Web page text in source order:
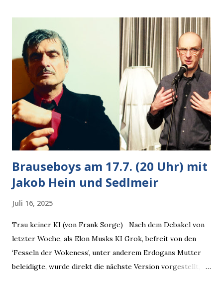
Krähe und ihn an, er die Krähe und mich, wir lächelten
gleichzeitig amüsiert. “Vorsicht!”, sagte ich zu ihm, “im
Wedding muss man immer aufpassen!” “Mach ich!”,
bestätigte der freundliche Nachbar, "Hab alles im Blick!”
Wir fixierten die ertappte Krähe, die sich zurückzog.
Heute ging sie leer aus, Abspann, Ende. Die Brauseboys am
Donnerstag, 4.6. (20 Uhr) Mit Mareike Barmeyer , Jobinski
und Bjarne Haus der Sinne (Ystader St...
Brauseboys am 17.7. (20 Uhr) mit
Jakob Hein und Sedlmeir
Juli 16, 2025
Trau keiner KI (von Frank Sorge) Nach dem Debakel von
letzter Woche, als Elon Musks KI Grok, befreit von den
‘Fesseln der Wokeness’, unter anderem Erdogans Mutter
beleidigte, wurde direkt die nächste Version vorgestellt,